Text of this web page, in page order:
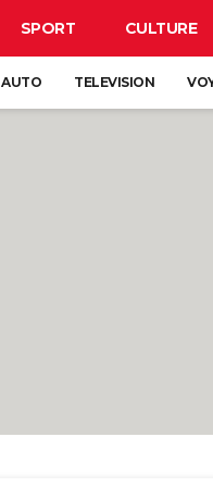
SPORT CULTURE
AUTO TELEVISION